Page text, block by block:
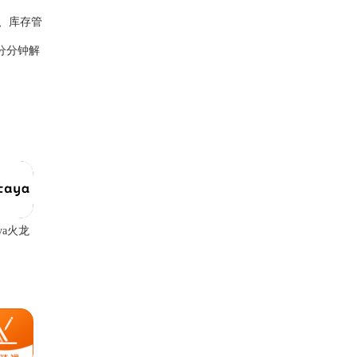
库存管
分钟解
火龙